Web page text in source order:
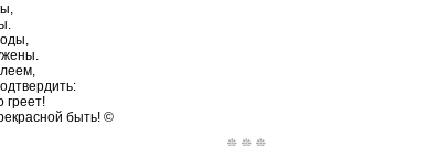
греет!
быть! ©